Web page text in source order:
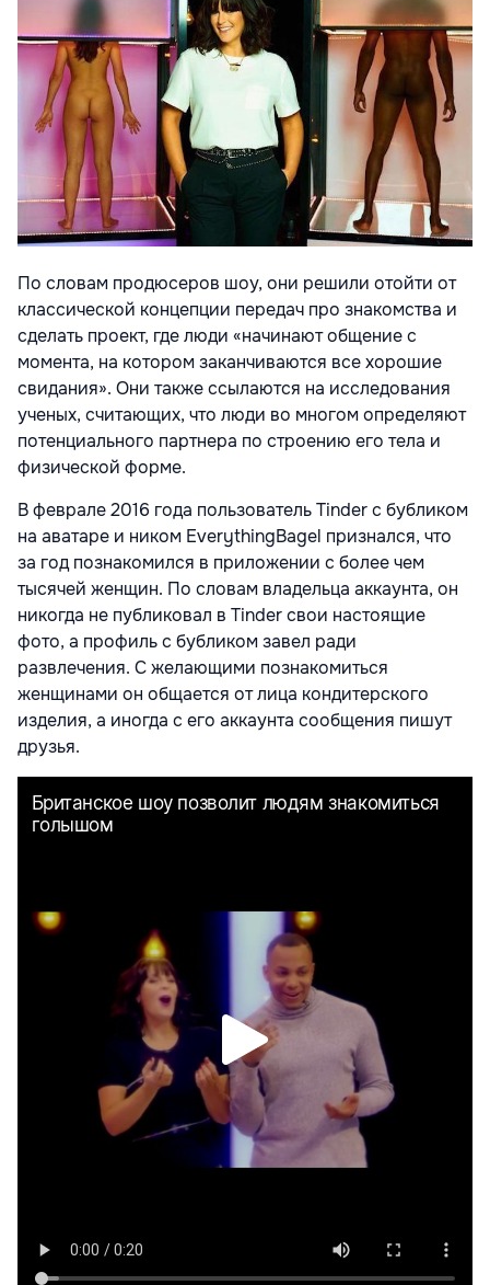
По словам продюсеров шоу, они решили отойти от
классической концепции передач про знакомства и
сделать проект, где люди «начинают общение с
момента, на котором заканчиваются все хорошие
свидания». Они также ссылаются на исследования
ученых, считающих, что люди во многом определяют
потенциального партнера по строению его тела и
физической форме.
В феврале 2016 года пользователь Tinder с бубликом
на аватаре и ником EverythingBagel признался, что
за год познакомился в приложении с более чем
тысячей женщин. По словам владельца аккаунта, он
никогда не публиковал в Tinder свои настоящие
фото, а профиль с бубликом завел ради
развлечения. С желающими познакомиться
женщинами он общается от лица кондитерского
изделия, а иногда с его аккаунта сообщения пишут
друзья.